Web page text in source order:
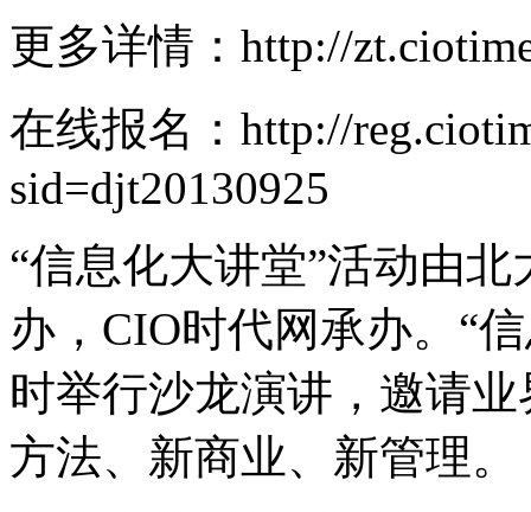
更多详情：http://
在线报名：http://
sid=djt20130925
“信息化大讲堂”活动由
办，CIO时代网承办。“
时举行沙龙演讲，邀请
方法、新商业、新管理。